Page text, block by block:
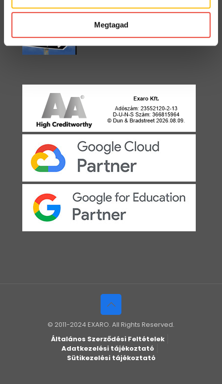
Megtagad
Egyirányú utca
© 2011-2024 EXARO. All Rights Reserved.
Általános Szerződési Feltételek
Adatkezelési tájékoztató
Sütikezelési tájékoztató